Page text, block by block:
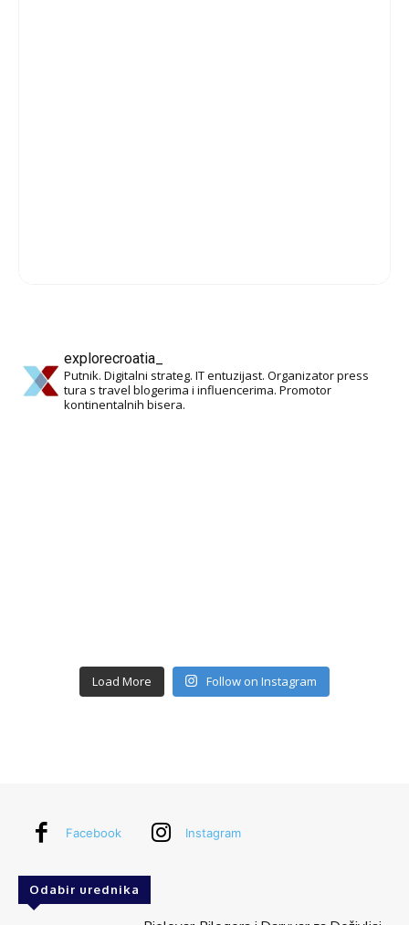
explorecroatia_
Putnik. Digitalni strateg. IT entuzijast. Organizator press
tura s travel blogerima i influencerima. Promotor
kontinentalnih bisera.
Load More Follow on Instagram
Facebook Instagram
Odabir urednika